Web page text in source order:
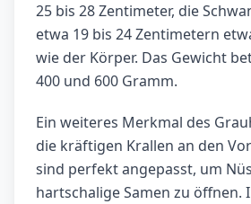
25 bis 28 Zentimeter, die
etwa 19 bis 24 Zentimetern
wie der Körper. Das Gewicht
400 und 600 Gramm.
Ein weiteres Merkmal des
die kräftigen Krallen an den
sind perfekt angepasst, um
hartschalige Samen zu öffnen.